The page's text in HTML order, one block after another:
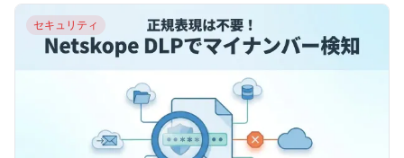
セキュリティ